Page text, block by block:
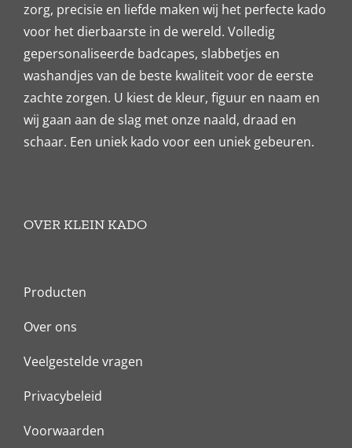
zorg, precisie en liefde maken wij het perfecte kado
voor het dierbaarste in de wereld. Volledig
gepersonaliseerde badcapes, slabbetjes en
washandjes van de beste kwaliteit voor de eerste
zachte zorgen. U kiest de kleur, figuur en naam en
wij gaan aan de slag met onze naald, draad en
schaar. Een uniek kado voor een uniek gebeuren.
OVER KLEIN KADO
Producten
Over ons
Veelgestelde vragen
Privacybeleid
Voorwaarden